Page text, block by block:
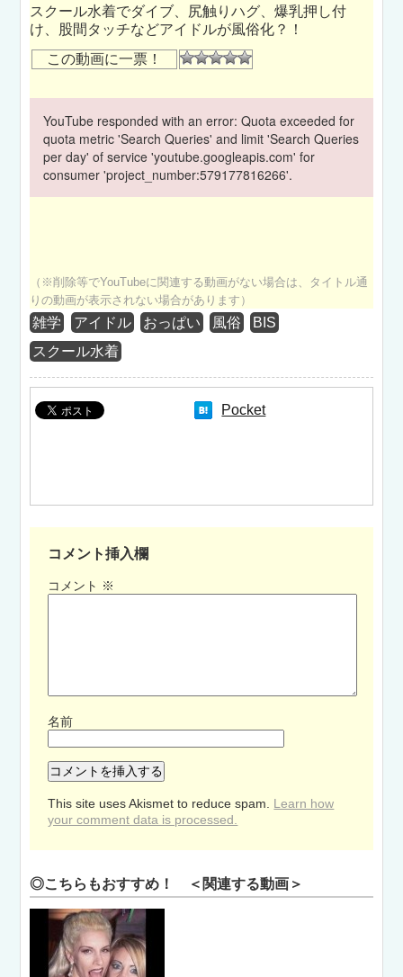
スクール水着でダイブ、尻触りハグ、爆乳押し付
け、股間タッチなどアイドルが風俗化？！
この動画に一票！
YouTube responded with an error: Quota exceeded for
quota metric 'Search Queries' and limit 'Search Queries
per day' of service 'youtube.googleapis.com' for
consumer 'project_number:579177816266'.
（※削除等でYouTubeに関連する動画がない場合は、タイトル通
りの動画が表示されない場合があります）
雑学 アイドル おっぱい 風俗
BIS
スクール水着
Pocket
コメント挿入欄
コメント ※
名前
This site uses Akismet to reduce spam. Learn how
your comment data is processed.
◎こちらもおすすめ！ ＜関連する動画＞